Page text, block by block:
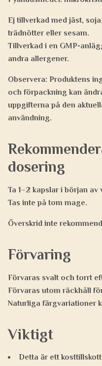
Ej tillverkad med jäst,
trädnötter eller sesam.
Tillverkad i en GMP-
andra allergener.
Observera: Produktens
och förpackning kan
uppgifterna på den
användning.
dosering
Ta 1–2 kapslar i början av
Tas inte på tom mage.
Överskrid inte
Förvaring
Förvaras svalt och torrt
Förvaras utom räckhåll
Naturliga färgvariationer
Viktigt
Detta är ett kosttillskott